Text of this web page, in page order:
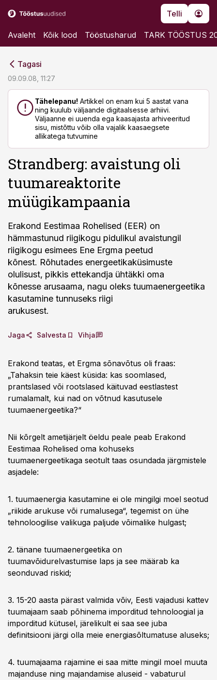
Telli
Avaleht Kõik lood Tööstusharud TARK TÖÖSTUS
Tagasi
09.09.08, 11:27
Tähelepanu! Artikkel on enam kui 5 aastat vana
ning kuulub väljaande digitaalsesse arhiivi.
Väljaanne ei uuenda ega kaasajasta arhiveeritud
sisu, mistõttu võib olla vajalik kaasaegsete
allikatega tutvumine
Strandberg: avaistung oli
tuumareaktorite
müügikampaania
Erakond Eestimaa Rohelised (EER) on
hämmastunud riigikogu pidulikul avaistungil
riigikogu esimees Ene Ergma peetud
kõnest. Rõhutades energeetikaküsimuste
olulisust, pikkis ettekandja ühtäkki oma
kõnesse arusaama, nagu oleks tuumaenergeetika
kasutamine tunnuseks riigi
arukusest.
Jaga Salvesta Vihja
Erakond teatas, et Ergma sõnavõtus oli fraas:
„Tahaksin teie käest küsida: kas soomlased,
prantslased või rootslased käituvad eestlastest
rumalamalt, kui nad on võtnud kasutusele
tuumaenergeetika?“
Nii kõrgelt ametijärjelt öeldu peale peab Erakond
Eestimaa Rohelised oma kohuseks
tuumaenergeetikaga seotult taas osundada järgmistele
asjadele:
1. tuumaenergia kasutamine ei ole mingilgi moel seotud
„riikide arukuse või rumalusega“, tegemist on ühe
tehnoloogilise valikuga paljude võimalike hulgast;
2. tänane tuumaenergeetika on
tuumavõidurelvastumise laps ja see määrab ka
seonduvad riskid;
3. 15-20 aasta pärast valmida võiv, Eesti vajadusi kattev
tuumajaam saab põhinema imporditud tehnoloogial ja
imporditud kütusel, järelikult ei saa see juba
definitsiooni järgi olla meie energiasõltumatuse aluseks;
4. tuumajaama rajamine ei saa mitte mingil moel muuta
majanduse ning majandamise aluseid - vabaturul